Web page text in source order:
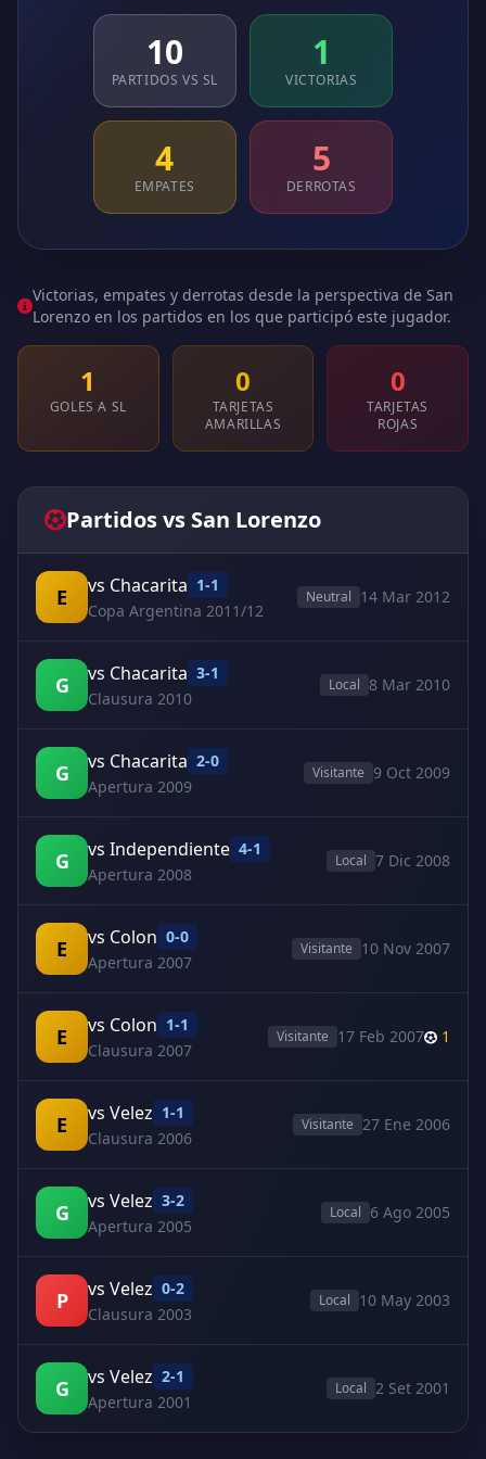
10
PARTIDOS VS SL
1
VICTORIAS
4
EMPATES
5
DERROTAS
Victorias, empates y derrotas desde la perspectiva de San
Lorenzo en los partidos en los que participó este jugador.
1
GOLES A SL
0
TARJETAS
AMARILLAS
0
TARJETAS
ROJAS
Partidos vs San Lorenzo
E vs Chacarita 1-1
Copa Argentina 2011/12
Neutral 14 Mar 2012
G vs Chacarita 3-1
Clausura 2010
Local 8 Mar 2010
G vs Chacarita 2-0
Apertura 2009
Visitante 9 Oct 2009
G vs Independiente 4-1
Apertura 2008
Local 7 Dic 2008
E vs Colon 0-0
Apertura 2007
Visitante 10 Nov 2007
E vs Colon 1-1
Clausura 2007
Visitante 17 Feb 2007 1
E vs Velez 1-1
Clausura 2006
Visitante 27 Ene 2006
G vs Velez 3-2
Apertura 2005
Local 6 Ago 2005
P vs Velez 0-2
Clausura 2003
Local 10 May 2003
G vs Velez 2-1
Apertura 2001
Local 2 Set 2001